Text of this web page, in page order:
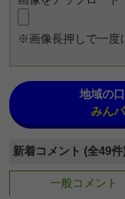
※画像長押しで一度
地域の
みん
新着コメント (全49件
一般コメント